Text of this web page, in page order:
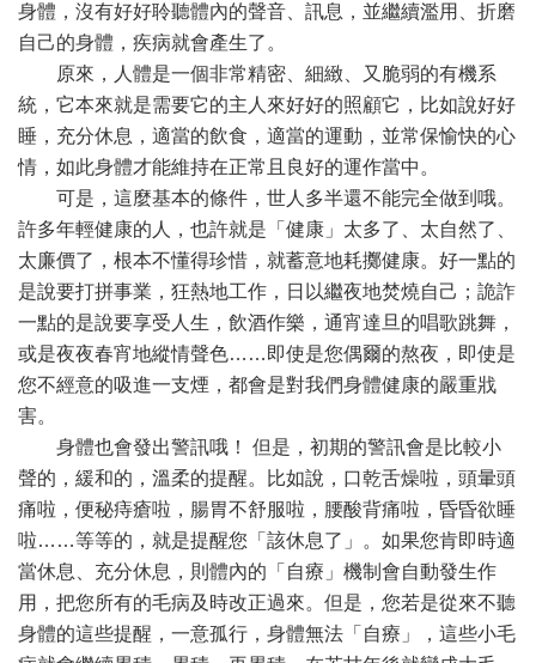
身體，沒有好好聆聽體內的聲音、訊息，並繼續濫用、折磨
自己的身體，疾病就會產生了。
原來，人體是一個非常精密、細緻、又脆弱的有機系
統，它本來就是需要它的主人來好好的照顧它，比如說好好
睡，充分休息，適當的飲食，適當的運動，並常保愉快的心
情，如此身體才能維持在正常且良好的運作當中。
可是，這麼基本的條件，世人多半還不能完全做到哦。
許多年輕健康的人，也許就是「健康」太多了、太自然了、
太廉價了，根本不懂得珍惜，就蓄意地耗擲健康。好一點的
是說要打拼事業，狂熱地工作，日以繼夜地焚燒自己；詭詐
一點的是說要享受人生，飲酒作樂，通宵達旦的唱歌跳舞，
或是夜夜春宵地縱情聲色……即使是您偶爾的熬夜，即使是
您不經意的吸進一支煙，都會是對我們身體健康的嚴重戕
害。
身體也會發出警訊哦！ 但是，初期的警訊會是比較小
聲的，緩和的，溫柔的提醒。比如說，口乾舌燥啦，頭暈頭
痛啦，便秘痔瘡啦，腸胃不舒服啦，腰酸背痛啦，昏昏欲睡
啦……等等的，就是提醒您「該休息了」。如果您肯即時適
當休息、充分休息，則體內的「自療」機制會自動發生作
用，把您所有的毛病及時改正過來。但是，您若是從來不聽
身體的這些提醒，一意孤行，身體無法「自療」，這些小毛